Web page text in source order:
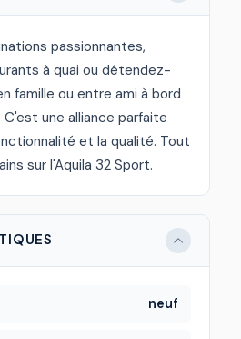
passionnantes,
à quai ou détendez-
famille ou entre ami à bord
C'est une alliance parfaite
et la qualité. Tout
sur l'Aquila 32 Sport.
neuf